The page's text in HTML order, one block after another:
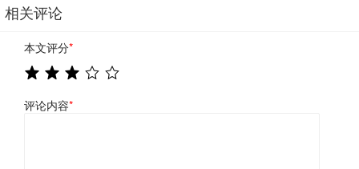
相关评论
本文评分*
评论内容*